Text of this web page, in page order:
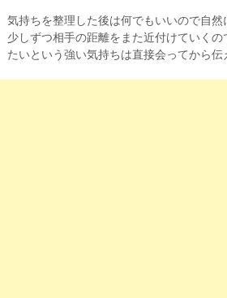
気持ちを整理した後は何でもいいので自然
少しずつ相手の距離をまた近付けていく
たいという強い気持ちは直接会ってから伝